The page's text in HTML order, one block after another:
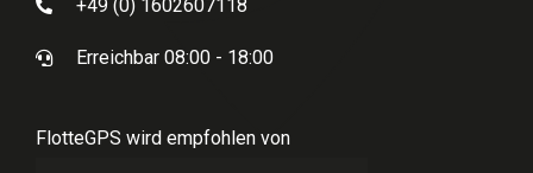
+49 (0) 1602607118
Erreichbar 08:00 - 18:00
FlotteGPS wird empfohlen von